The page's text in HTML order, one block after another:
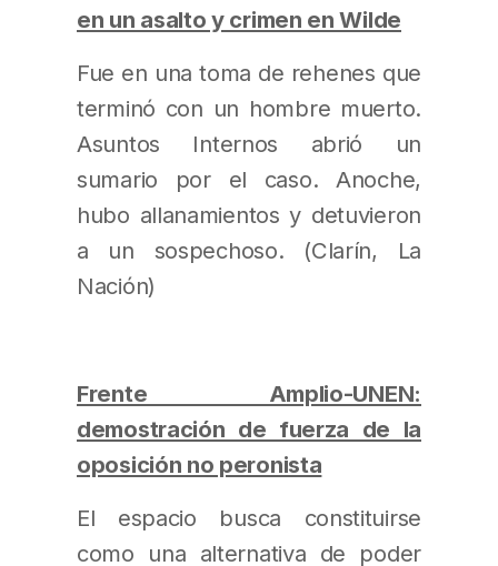
en un asalto y crimen en Wilde
Fue en una toma de rehenes que
terminó con un hombre muerto.
Asuntos Internos abrió un
sumario por el caso. Anoche,
hubo allanamientos y detuvieron
a un sospechoso. (Clarín, La
Nación)
Frente Amplio-UNEN:
demostración de fuerza de la
oposición no peronista
El espacio busca constituirse
como una alternativa de poder